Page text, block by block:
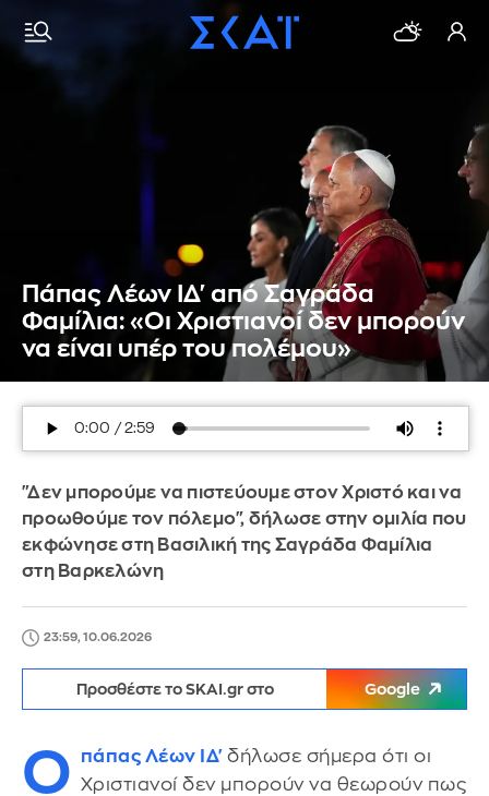
Πάπας Λέων ΙΔ' από Σαγράδα
Φαμίλια: «Οι Χριστιανοί δεν μπορούν
να είναι υπέρ του πολέμου»
"Δεν μπορούμε να πιστεύουμε στον Χριστό και να
προωθούμε τον πόλεμο", δήλωσε στην ομιλία που
εκφώνησε στη Βασιλική της Σαγράδα Φαμίλια
στη Βαρκελώνη
23:59, 10.06.2026
Προσθέστε το SKAI.gr στο Google
Ο πάπας Λέων ΙΔ' δήλωσε σήμερα ότι οι
Χριστιανοί δεν μπορούν να θεωρούν πως